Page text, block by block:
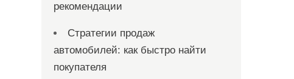
рекомендации
Стратегии продаж
автомобилей: как быстро найти
покупателя